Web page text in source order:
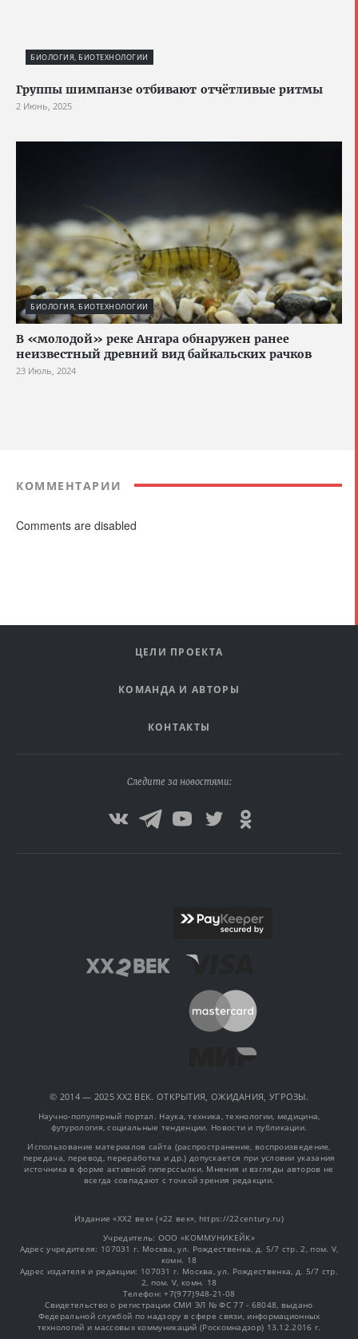
БИОЛОГИЯ, БИОТЕХНОЛОГИИ
Группы шимпанзе отбивают отчётливые ритмы
2 Июнь, 2025
БИОЛОГИЯ, БИОТЕХНОЛОГИИ
В «молодой» реке Ангара обнаружен ранее
неизвестный древний вид байкальских рачков
23 Июль, 2024
КОММЕНТАРИИ
Comments are disabled
ЦЕЛИ ПРОЕКТА
КОМАНДА И АВТОРЫ
КОНТАКТЫ
Следите за новостями:
© 2014 — 2025 XX2 ВЕК. ОТКРЫТИЯ, ОЖИДАНИЯ, УГРОЗЫ.
Научно-популярный портал. Наука, техника, технологии, медицина,
футурология, социальные тенденции. Новости и публикации.
Использование материалов сайта (распространение, воспроизведение,
передача, перевод, переработка и др.) допускается при условии указания
источника в форме активной гиперссылки. Мнения и взгляды авторов не
всегда совпадают с точкой зрения редакции.
Издание «XX2 век» («22 век», https://22century.ru)
Учредитель: OOO «КОММУНИКЕЙК»
Адрес учредителя: 107031 г. Москва, ул. Рождественка, д. 5/7 стр. 2, пом. V,
комн. 18
Адрес издателя и редакции: 107031 г. Москва, ул. Рождественка, д. 5/7 стр.
2, пом. V, комн. 18
Телефон: +7(977)948-21-08
Свидетельство о регистрации СМИ ЭЛ № ФС 77 - 68048, выдано
Федеральной службой по надзору в сфере связи, информационных
технологий и массовых коммуникаций (Роскомнадзор) 13.12.2016 г.